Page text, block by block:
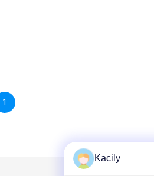
1
Kacily